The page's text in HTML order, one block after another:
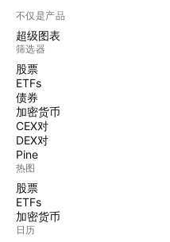
不仅是产品
超级图表
筛选器
股票
ETFs
债券
加密货币
CEX对
DEX对
Pine
热图
股票
ETFs
加密货币
日历